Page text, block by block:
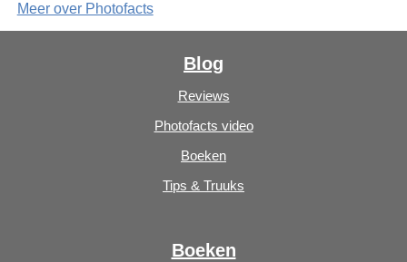
Meer over Photofacts
Blog
Reviews
Photofacts video
Boeken
Tips & Truuks
Boeken